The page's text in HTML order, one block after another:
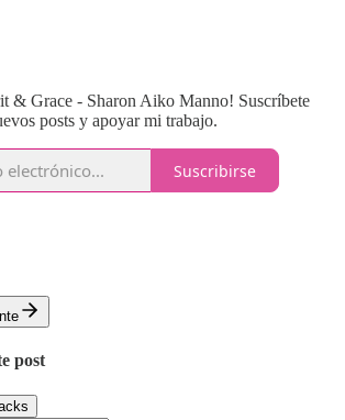
& Grace - Sharon Aiko Manno! Suscríbete
posts y apoyar mi trabajo.
Suscribirse
post